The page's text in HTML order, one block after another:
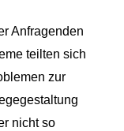
Anfragenden
teilten sich
zur
nicht so